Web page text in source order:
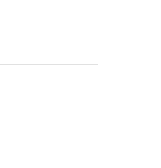
però i posti
quello